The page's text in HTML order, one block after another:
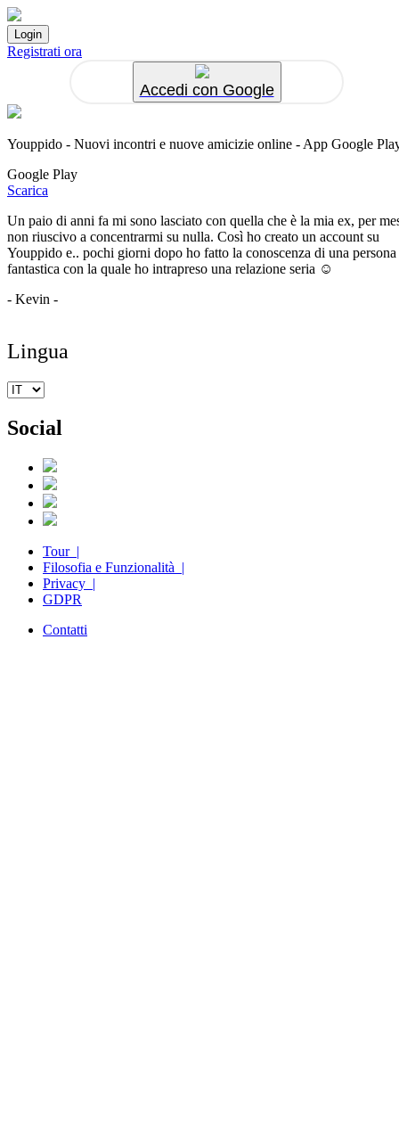
Registrati ora
Accedi con Google
Youppido - Nuovi incontri e nuove amicizie online - App Google
Google Play
Scarica
Un paio di anni fa mi sono lasciato con quella che è la mia ex, per
non riuscivo a concentrarmi su nulla. Così ho creato un account su
Youppido e.. pochi giorni dopo ho fatto la conoscenza di una persona
fantastica con la quale ho intrapreso una relazione seria ☺️
- Kevin -
Lingua
Social
Tour |
Filosofia e Funzionalità |
Privacy |
GDPR
Contatti